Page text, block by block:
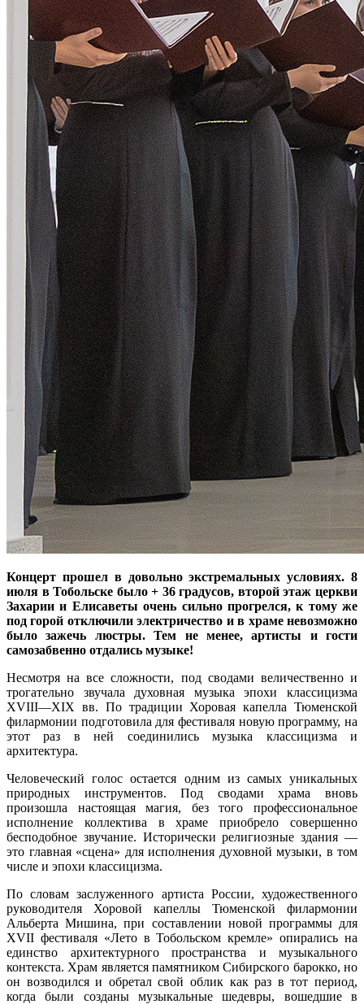
Концерт прошел в довольно экстремальных условиях. 8
июля в Тобольске было + 36 градусов, второй этаж цepкви
Захарии и Елисаветы очень сильно прогрелся, к тому же
под горой отключили электричество и в храме невозможно
было зажечь люстры. Тем не менее, артисты и гости
самозабвенно отдались музыке!
Несмотря на все сложности, под сводами величественно и
трогательно звучала духовная музыка эпохи классицизма
ХVІІІ—ХІХ вв. По традиции Хоровая капелла Тюменской
филармонии подготовила для фестиваля новую программу, на
этот раз в ней соединились музыка классицизма и
архитектура.
Человеческий голос остается одним из самых уникальных
природных инструментов. Под сводами храма вновь
произошла настоящая магия, без того профессиональное
исполнение коллектива в храме приобрело совершенно
бесподобное звучание. Исторически религиозные здания —
это главная «сцена» для исполнения духовной музыки, в том
числе и эпохи классицизма.
По словам заслуженного артиста России, художественного
руководителя Хоровой капеллы Тюменской филармонии
Альберта Мишина, при составлении новой программы для
XVII фестиваля «Лето в Тобольском кремле» опирались на
единство архитектурного пространства и музыкального
контекста. Храм является памятником Сибирского барокко, но
он возводился и обретал свой облик как раз в тот период,
когда были созданы музыкальные шедевры, вошедшие в